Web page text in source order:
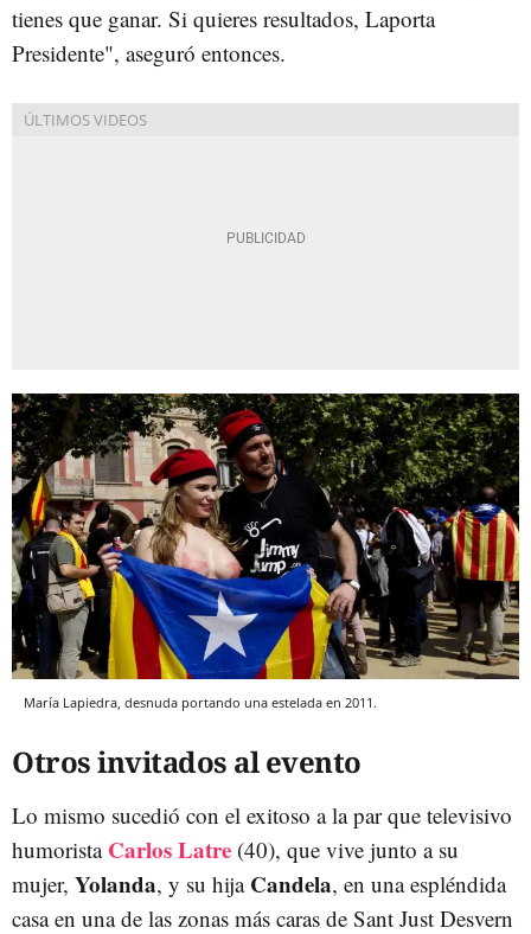
tienes que ganar. Si quieres resultados, Laporta
Presidente", aseguró entonces.
María Lapiedra, desnuda portando una estelada en 2011.
Otros invitados al evento
Lo mismo sucedió con el exitoso a la par que televisivo
humorista Carlos Latre (40), que vive junto a su
mujer, Yolanda, y su hija Candela, en una espléndida
casa en una de las zonas más caras de Sant Just Desvern